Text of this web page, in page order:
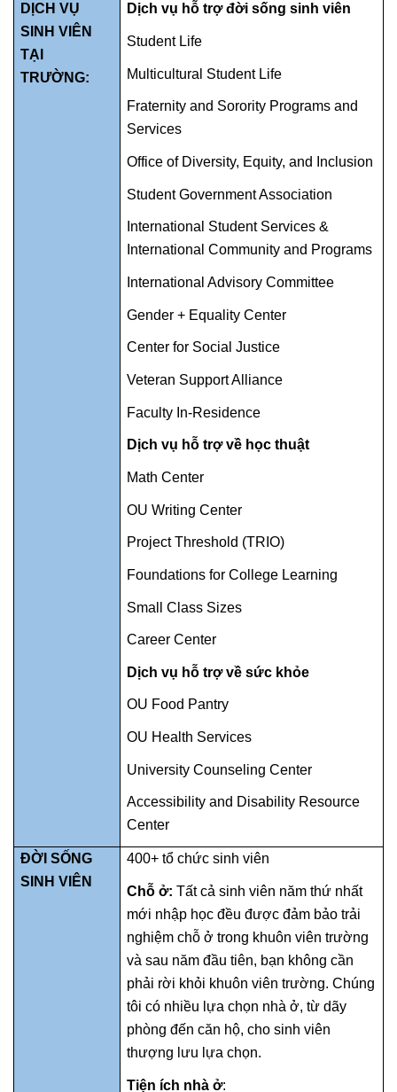
DỊCH VỤ
SINH VIÊN
TẠI
TRƯỜNG:
Dịch vụ hỗ trợ đời sống sinh viên
Student Life
Multicultural Student Life
Fraternity and Sorority Programs and
Services
Office of Diversity, Equity, and Inclusion
Student Government Association
International Student Services &
International Community and Programs
International Advisory Committee
Gender + Equality Center
Center for Social Justice
Veteran Support Alliance
Faculty In-Residence
Dịch vụ hỗ trợ về học thuật
Math Center
OU Writing Center
Project Threshold (TRIO)
Foundations for College Learning
Small Class Sizes
Career Center
Dịch vụ hỗ trợ về sức khỏe
OU Food Pantry
OU Health Services
University Counseling Center
Accessibility and Disability Resource
Center
ĐỜI SỐNG
SINH VIÊN
400+ tổ chức sinh viên
Chỗ ở: Tất cả sinh viên năm thứ nhất
mới nhập học đều được đảm bảo trải
nghiệm chỗ ở trong khuôn viên trường
và sau năm đầu tiên, bạn không cần
phải rời khỏi khuôn viên trường. Chúng
tôi có nhiều lựa chọn nhà ở, từ dãy
phòng đến căn hộ, cho sinh viên
thượng lưu lựa chọn.
Tiện ích nhà ở: